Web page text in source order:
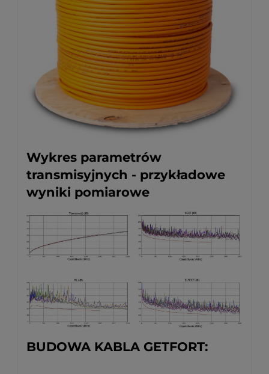
Wykres parametrów
transmisyjnych - przykładowe
wyniki pomiarowe
BUDOWA KABLA GETFORT: